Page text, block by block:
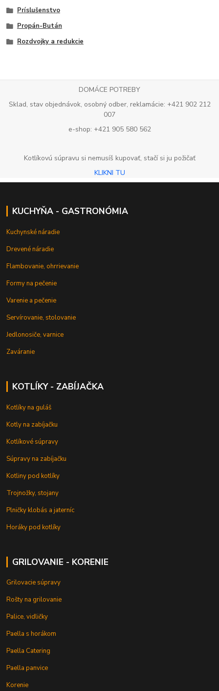
Príslušenstvo
Propán-Bután
Rozdvojky a redukcie
DOMÁCE POTREBY
Sklad, stav objednávok, osobný odber, reklamácie: +421 902 212
007
e-shop: +421 905 580 562
Kotlíkovú súpravu si nemusíš kupovať, stačí si ju požičať
KLIKNI TU
KUCHYŇA - GASTRONÓMIA
Kuchynské náradie
Drevené náradie
Flambovanie, ohrrievanie
Formy na pečenie
Varenie a pečenie
Servírovanie, stolovanie
Jedlonosiče, varnice
Zaváranie
KOTLÍKY - ZABÍJAČKA
Kotlíky na guláš
Kotly na zabíjačku
Kotlíkové súpravy
Súpravy na zabíjačku
Kotliny pod kotlíky
Trojnožky, stojany
Plničky klobás a jaterníc
Horáky pod kotlíky
GRILOVANIE - KORENIE
Grilovacie súpravy
Rošty na grilovanie
Palice, vidličky
Paella s horákom
Paella Catering
Paella panvice
Korenie